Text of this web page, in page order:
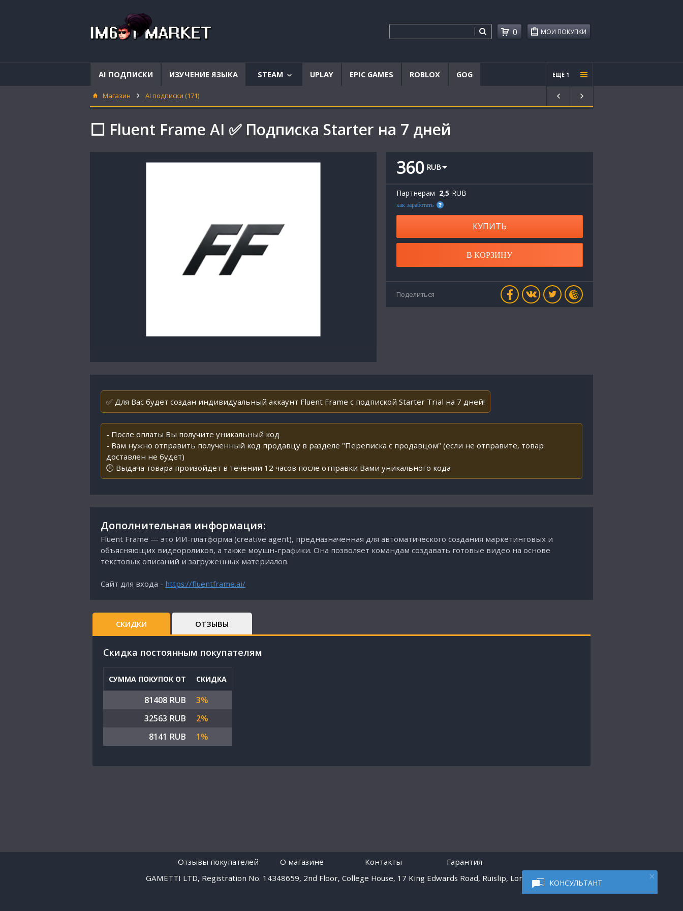
КОНСУЛЬТАНТ
МОИ ПОКУПКИ
0
AI ПОДПИСКИ ИЗУЧЕНИЕ ЯЗЫКА STEAM
аккаунты
UPLAY EPIC GAMES ROBLOX GOG ЕЩЁ 1
Проче
е
Магазин AI подписки (171)
⬜ Fluent Frame AI ✅ Подписка Starter на 7 дней
360 RUB
Партнерам 2,5 RUB
как заработать
КУПИТЬ
В КОРЗИНУ
Поделиться
✅ Для Вас будет создан индивидуальный аккаунт Fluent Frame с подпиской Starter Trial на 7 дней!
- После оплаты Вы получите уникальный код
- Вам нужно отправить полученный код продавцу в разделе "Переписка с продавцом" (если не отправите, товар
доставлен не будет)
🕒 Выдача товара произойдет в течении 12 часов после отправки Вами уникального кода
Дополнительная информация:
Fluent Frame — это ИИ-платформа (creative agent), предназначенная для автоматического создания маркетинговых и
объясняющих видеороликов, а также моушн-графики. Она позволяет командам создавать готовые видео на основе
текстовых описаний и загруженных материалов.
Сайт для входа - https://fluentframe.ai/
СКИДКИ ОТЗЫВЫ
Cкидка постоянным покупателям
СУММА ПОКУПОК ОТ СКИДКА
81408 RUB
3%
32563 RUB
2%
8141 RUB
1%
Отзывы покупателей O магазине Контакты
Гарантия
GAMETTI LTD, Registration No. 14348659, 2nd Floor, College House, 17 King Edwards Road, Ruislip, London